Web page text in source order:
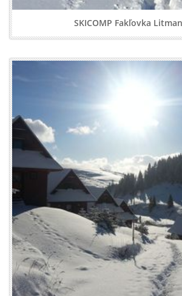
SKICOMP Fakľovka